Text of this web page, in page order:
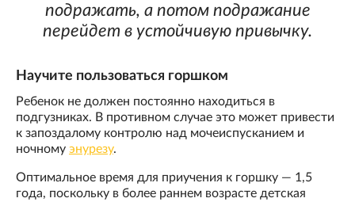
подражать, а потом подражание
перейдет в устойчивую привычку.
Научите пользоваться горшком
Ребенок не должен постоянно находиться в
подгузниках. В противном случае это может привести
к запоздалому контролю над мочеиспусканием и
ночному энурезу.
Оптимальное время для приучения к горшку — 1,5
года, поскольку в более раннем возрасте детская